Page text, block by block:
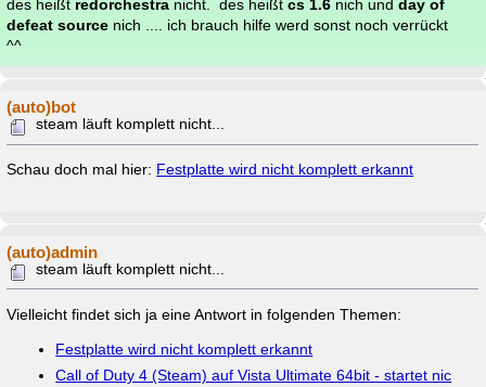
des heißt redorchestra nicht. des heißtcs 1.6 nich undday of
defeat source nich .... ich brauch hilfe werd sonst noch verrückt
^^
(auto)bot
steam läuft komplett nicht...
Schau doch mal hier: Festplatte wird nicht komplett erkannt
(auto)admin
steam läuft komplett nicht...
Vielleicht findet sich ja eine Antwort in folgenden Themen:
Festplatte wird nicht komplett erkannt
Call of Duty 4 (Steam) auf Vista Ultimate 64bit - startet nic